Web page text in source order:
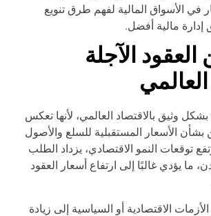
الأسواق الماليةلفهم طرق تنويع
مالية أفضل.
الآجلة
وثيق بالاقتصاد العالمي، لأنها تعكس
الأسعار المستقبلية للسلع والأصول
النمو الاقتصادي، يزداد الطلب
يؤدي غالبًا إلى ارتفاع أسعار العقود
الاقتصادية أو السياسية إلى زيادة